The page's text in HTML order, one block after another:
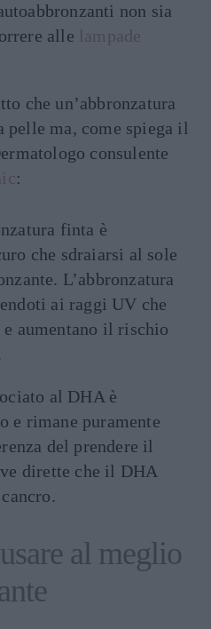
non sia
alle lampade
che un’abbronzatura
pelle ma, come spiega il
consulente
:
finta è
che sdraiarsi al sole
L’abbronzatura
ai raggi UV che
aumentano il rischio
al DHA è
e rimane puramente
del prendere il
dirette che il DHA
al meglio